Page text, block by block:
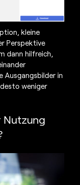
kleine
Perspektive
dann hilfreich,
Ausgangsbilder in
weniger
Nutzung